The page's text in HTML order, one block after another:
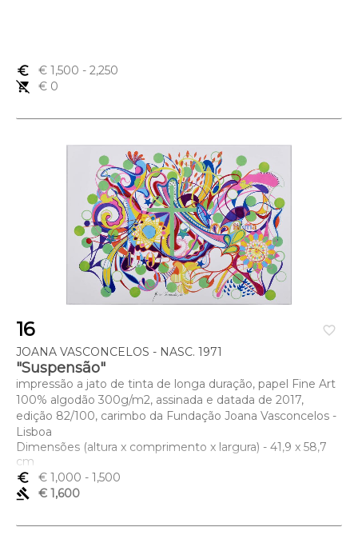
euro_symbol € 1,500 - 2,250
remove_shopping_cart
€ 0
favorite_border
16
JOANA VASCONCELOS - NASC. 1971
"Suspensão"
impressão a jato de tinta de longa duração, papel Fine Art
100% algodão 300g/m2, assinada e datada de 2017,
edição 82/100, carimbo da Fundação Joana Vasconcelos -
Lisboa
Dimensões (altura x comprimento x largura) - 41,9 x 58,7
cm
euro_symbol
€ 1,000 - 1,500
gavel
€ 1,600